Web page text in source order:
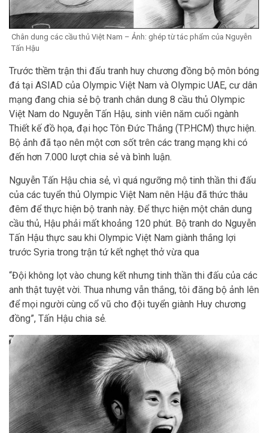
Chân dung các cầu thủ Việt Nam – Ảnh: ghép từ tác phẩm của Nguyễn
Tấn Hậu
Trước thềm trận thi đấu tranh huy chương đồng bộ môn bóng
đá tại ASIAD của Olympic Việt Nam và Olympic UAE, cư dân
mạng đang chia sẻ bộ tranh chân dung 8 cầu thủ Olympic
Việt Nam do Nguyễn Tấn Hậu, sinh viên năm cuối ngành
Thiết kế đồ họa, đại học Tôn Đức Thắng (TP.HCM) thực hiện.
Bộ ảnh đã tạo nên một cơn sốt trên các trang mạng khi có
đến hơn 7.000 lượt chia sẻ và bình luận.
Nguyễn Tấn Hậu chia sẻ, vì quá ngưỡng mộ tinh thần thi đấu
của các tuyển thủ Olympic Việt Nam nên Hậu đã thức thâu
đêm để thực hiện bộ tranh này. Để thực hiện một chân dung
cầu thủ, Hậu phải mất khoảng 120 phút. Bộ tranh do Nguyễn
Tấn Hậu thực sau khi Olympic Việt Nam giành thắng lợi
trước Syria trong trận tứ kết nghẹt thở vừa qua
“Đội không lọt vào chung kết nhưng tinh thần thi đấu của các
anh thật tuyệt vời. Thua nhưng vẫn thắng, tôi đăng bộ ảnh lên
để mọi người cùng cổ vũ cho đội tuyển giành Huy chương
đồng”, Tấn Hậu chia sẻ.